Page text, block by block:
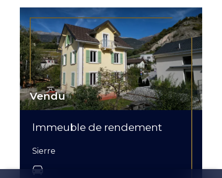
Vendu
Immeuble de rendement
Sierre